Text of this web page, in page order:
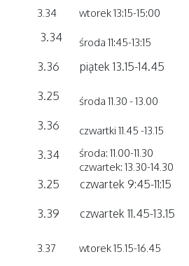
3.34 wtorek 13:15-15:00
3.34 środa 11:45-13:15
3.36 piątek 13.15-14.45
3.25 środa 11.30 - 13.00
3.36 czwartki 11.45 -13.15
3.34
środa: 11.00-11.30
czwartek: 13.30-14.30
3.25 czwartek 9:45-11:15
3.39 czwartek 11.45-13.15
3.37 wtorek 15.15-16.45